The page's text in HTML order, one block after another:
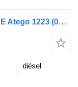
MERCEDES-BENZ, KNORR-BREMSE Atego 1223 (01.98-12.04) II35530 secador de aire para Mercedes-Benz Atego, Atego 2, Atego 3 (1996-) cabeza tractora
diésel